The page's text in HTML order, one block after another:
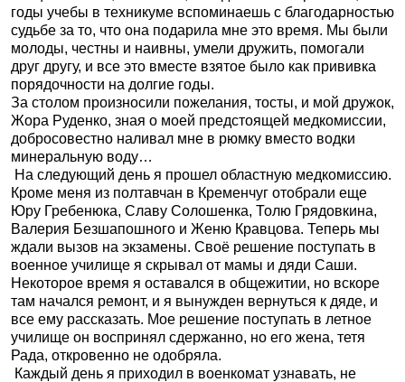
годы учебы в техникуме вспоминаешь с благодарностью
судьбе за то, что она подарила мне это время. Мы были
молоды, честны и наивны, умели дружить, помогали
друг другу, и все это вместе взятое было как прививка
порядочности на долгие годы.
За столом произносили пожелания, тосты, и мой дружок,
Жора Руденко, зная о моей предстоящей медкомиссии,
добросовестно наливал мне в рюмку вместо водки
минеральную воду…
На следующий день я прошел областную медкомиссию.
Кроме меня из полтавчан в Кременчуг отобрали еще
Юру Гребенюка, Славу Солошенка, Толю Грядовкина,
Валерия Безшапошного и Женю Кравцова. Теперь мы
ждали вызов на экзамены. Своё решение поступать в
военное училище я скрывал от мамы и дяди Саши.
Некоторое время я оставался в общежитии, но вскоре
там начался ремонт, и я вынужден вернуться к дяде, и
все ему рассказать. Мое решение поступать в летное
училище он воспринял сдержанно, но его жена, тетя
Рада, откровенно не одобряла.
Каждый день я приходил в военкомат узнавать, не